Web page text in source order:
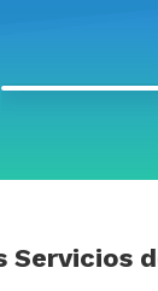
Servicios